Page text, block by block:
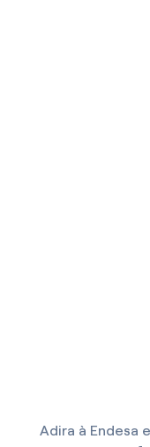
Adira à Endesa